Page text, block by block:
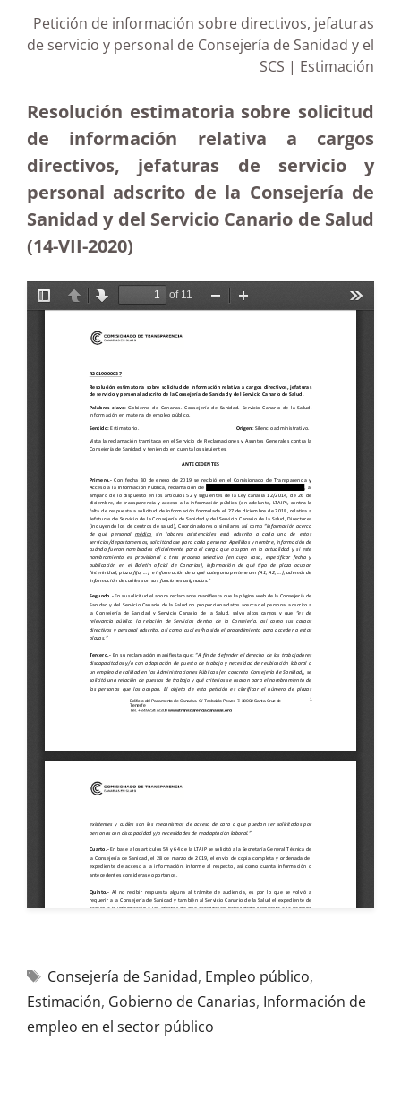
Petición de información sobre directivos, jefaturas
de servicio y personal de Consejería de Sanidad y el
SCS | Estimación
Resolución estimatoria sobre solicitud
de información relativa a cargos
directivos, jefaturas de servicio y
personal adscrito de la Consejería de
Sanidad y del Servicio Canario de Salud
(14-VII-2020)
Consejería de Sanidad, Empleo público,
Estimación, Gobierno de Canarias, Información de
empleo en el sector público